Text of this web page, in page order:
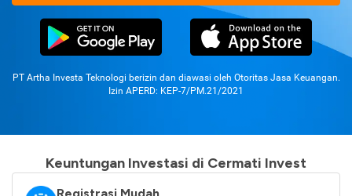
PT Artha Investa Teknologi berizin dan diawasi oleh Otoritas Jasa Keuangan.
Izin APERD: KEP-7/PM.21/2021
Keuntungan Investasi di Cermati Invest